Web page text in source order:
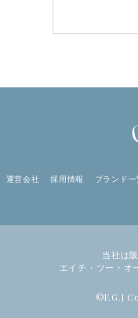
運営会社 採用情報 ブランド一
当社は
エイチ・ツー・オ
©F.G.J